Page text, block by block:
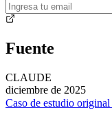
Fuente
CLAUDE
diciembre de 2025
Caso de estudio original